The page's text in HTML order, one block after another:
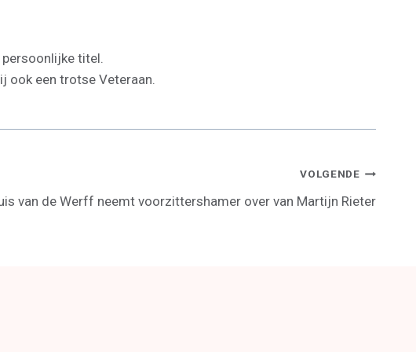
titel.
ook een trotse Veteraan.
VOLGENDE
van de Werff neemt voorzittershamer over van Martijn Rieter